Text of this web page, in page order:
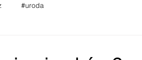
#uroda